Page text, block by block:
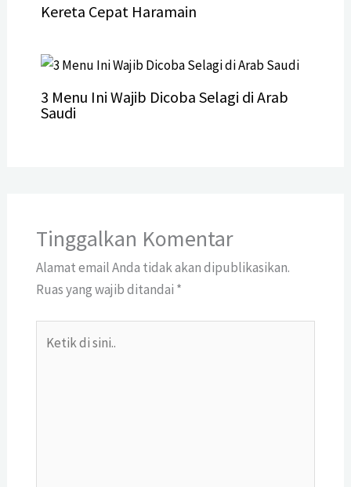
Kereta Cepat Haramain
3 Menu Ini Wajib Dicoba Selagi di Arab
Saudi
Tinggalkan Komentar
Alamat email Anda tidak akan dipublikasikan.
Ruas yang wajib ditandai *